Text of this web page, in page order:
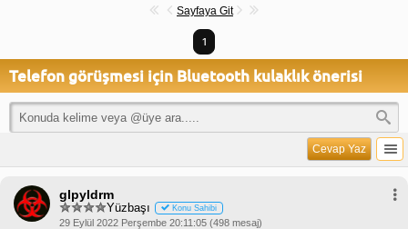
Sayfaya Git
1
Telefon görüşmesi için Bluetooth kulaklık önerisi
Cevap Yaz
glpyldrm
Yüzbaşı Konu Sahibi
29 Eylül 2022 Perşembe 20:11:05 (498 mesaj)